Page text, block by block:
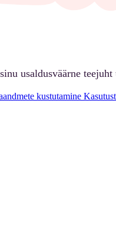
usaldusväärne
kustutamine